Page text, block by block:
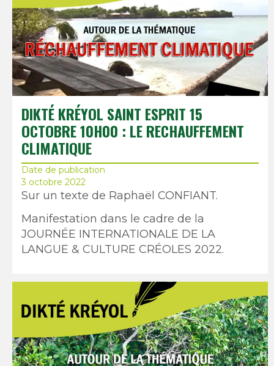
DIKTÉ KRÉYOL SAINT ESPRIT 15
OCTOBRE 10H00 : LE RECHAUFFEMENT
CLIMATIQUE
Date de publication
3 octobre 2022
Sur un texte de Raphaël CONFIANT.
Manifestation dans le cadre de la
JOURNÉE INTERNATIONALE DE LA
LANGUE & CULTURE CRÉOLES 2022.